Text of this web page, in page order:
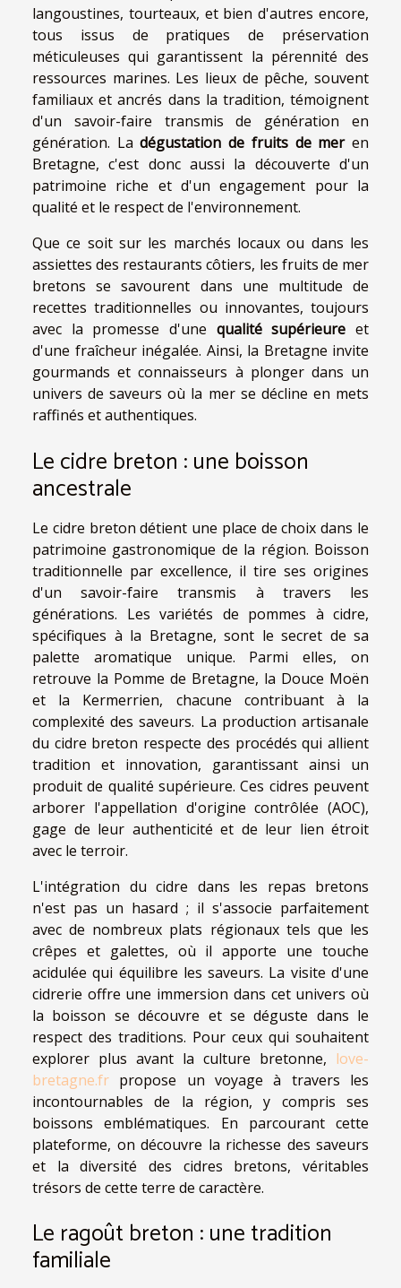
langoustines, tourteaux, et bien d'autres encore,
tous issus de pratiques de préservation
méticuleuses qui garantissent la pérennité des
ressources marines. Les lieux de pêche, souvent
familiaux et ancrés dans la tradition, témoignent
d'un savoir-faire transmis de génération en
génération. Ladégustation de fruits de meren
Bretagne, c'est donc aussi la découverte d'un
patrimoine riche et d'un engagement pour la
qualité et le respect de l'environnement.
Que ce soit sur les marchés locaux ou dans les
assiettes des restaurants côtiers, les fruits de mer
bretons se savourent dans une multitude de
recettes traditionnelles ou innovantes, toujours
avec la promesse d'une qualité supérieure et
d'une fraîcheur inégalée. Ainsi, la Bretagne invite
gourmands et connaisseurs à plonger dans un
univers de saveurs où la mer se décline en mets
raffinés et authentiques.
Le cidre breton : une boisson
ancestrale
Le cidre breton détient une place de choix dans le
patrimoine gastronomique de la région. Boisson
traditionnelle par excellence, il tire ses origines
d'un savoir-faire transmis à travers les
générations. Les variétés de pommes à cidre,
spécifiques à la Bretagne, sont le secret de sa
palette aromatique unique. Parmi elles, on
retrouve la Pomme de Bretagne, la Douce Moën
et la Kermerrien, chacune contribuant à la
complexité des saveurs. La production artisanale
du cidre breton respecte des procédés qui allient
tradition et innovation, garantissant ainsi un
produit de qualité supérieure. Ces cidres peuvent
arborer l'appellation d'origine contrôlée (AOC),
gage de leur authenticité et de leur lien étroit
avec le terroir.
L'intégration du cidre dans les repas bretons
n'est pas un hasard ; il s'associe parfaitement
avec de nombreux plats régionaux tels que les
crêpes et galettes, où il apporte une touche
acidulée qui équilibre les saveurs. La visite d'une
cidrerie offre une immersion dans cet univers où
la boisson se découvre et se déguste dans le
respect des traditions. Pour ceux qui souhaitent
explorer plus avant la culture bretonne, love-
bretagne.fr propose un voyage à travers les
incontournables de la région, y compris ses
boissons emblématiques. En parcourant cette
plateforme, on découvre la richesse des saveurs
et la diversité des cidres bretons, véritables
trésors de cette terre de caractère.
Le ragoût breton : une tradition
familiale